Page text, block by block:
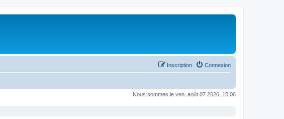
Connexion
Inscription
Nous sommes le ven. août 07 2026, 10:06